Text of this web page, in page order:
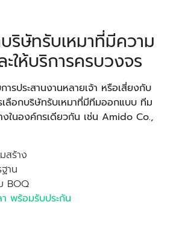
ริษัทรับเหมาที่มีความ
ให้บริการครบวงจร
รประสานงานหลายเจ้า หรือเสี่ยงกับ
เลือกบริษัทรับเหมาที่มีทีมออกแบบ ทีม
ในองค์กรเดียวกัน เช่น Amido Co.,
สร้าง
าน
BOQ
พร้อมรับประกัน